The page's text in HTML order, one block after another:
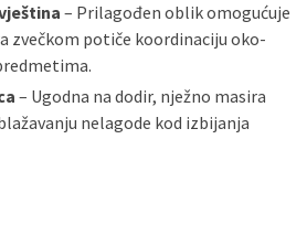
– Prilagođen oblik omogućuje
zvečkom potiče koordinaciju oko-
– Ugodna na dodir, nježno masira
nelagode kod izbijanja